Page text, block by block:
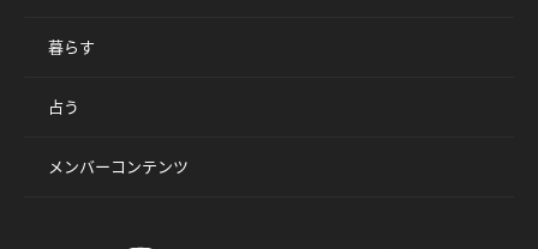
暮らす
占う
メンバーコンテンツ